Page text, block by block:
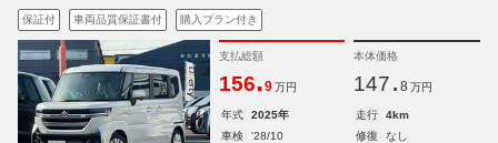
保証付 車両品質保証書付 購入プラン付き
支払総額
156.9 万円
本体価格
147. 8 万円
年式 2025年 走行
4km
車検
'28/10 修復
なし